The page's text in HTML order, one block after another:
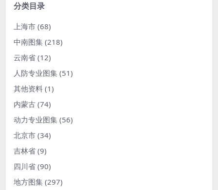
分类目录
上海市 (68)
中南图集 (218)
云南省 (12)
人防专业图集 (51)
其他资料 (1)
内蒙古 (74)
动力专业图集 (56)
北京市 (34)
吉林省 (9)
四川省 (90)
地方图集 (297)